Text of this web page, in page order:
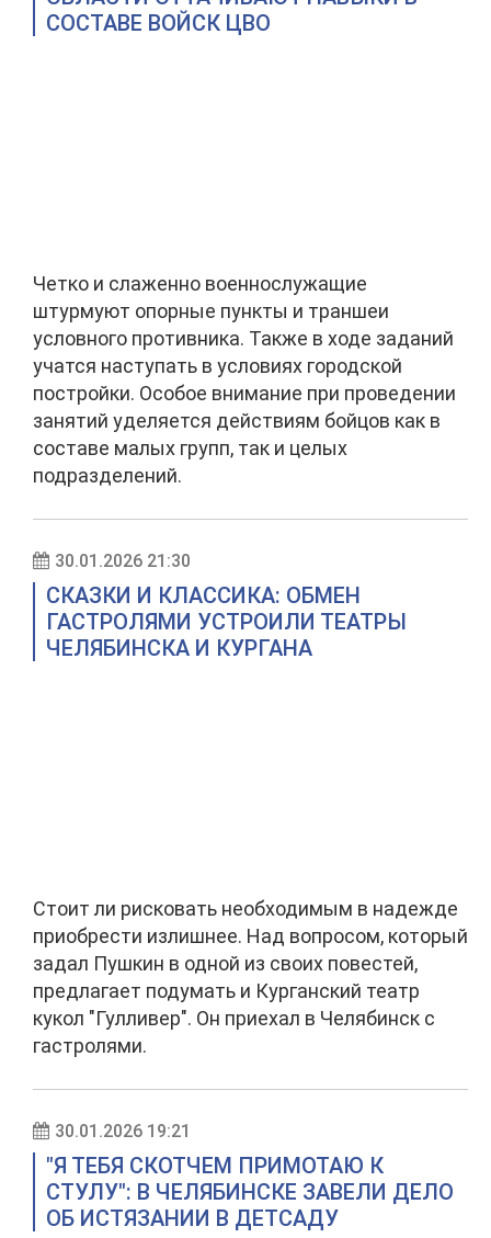
СОСТАВЕ ВОЙСК ЦВО
Четко и слаженно военнослужащие
штурмуют опорные пункты и траншеи
условного противника. Также в ходе заданий
учатся наступать в условиях городской
постройки. Особое внимание при проведении
занятий уделяется действиям бойцов как в
составе малых групп, так и целых
подразделений.
30.01.2026 21:30
СКАЗКИ И КЛАССИКА: ОБМЕН
ГАСТРОЛЯМИ УСТРОИЛИ ТЕАТРЫ
ЧЕЛЯБИНСКА И КУРГАНА
Стоит ли рисковать необходимым в надежде
приобрести излишнее. Над вопросом, который
задал Пушкин в одной из своих повестей,
предлагает подумать и Курганский театр
кукол "Гулливер". Он приехал в Челябинск с
гастролями.
30.01.2026 19:21
"Я ТЕБЯ СКОТЧЕМ ПРИМОТАЮ К
СТУЛУ": В ЧЕЛЯБИНСКЕ ЗАВЕЛИ ДЕЛО
ОБ ИСТЯЗАНИИ В ДЕТСАДУ